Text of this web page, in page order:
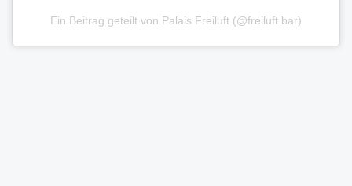
Ein Beitrag geteilt von Palais Freiluft (@freiluft.bar)